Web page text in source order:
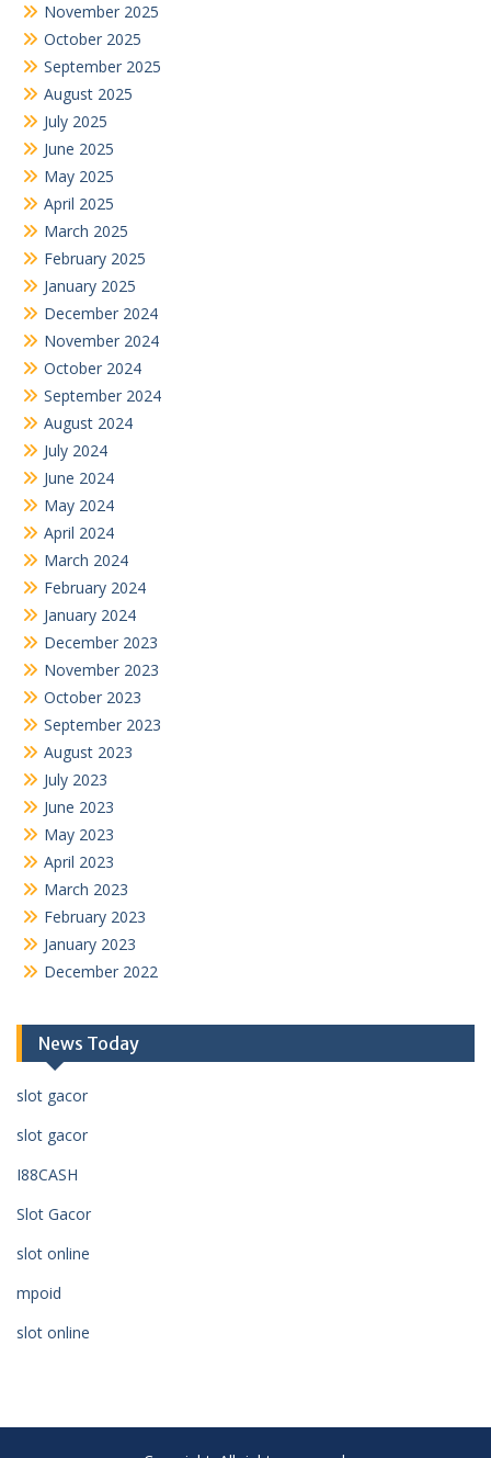
November 2025
October 2025
September 2025
August 2025
July 2025
June 2025
May 2025
April 2025
March 2025
February 2025
January 2025
December 2024
November 2024
October 2024
September 2024
August 2024
July 2024
June 2024
May 2024
April 2024
March 2024
February 2024
January 2024
December 2023
November 2023
October 2023
September 2023
August 2023
July 2023
June 2023
May 2023
April 2023
March 2023
February 2023
January 2023
December 2022
News Today
slot gacor
slot gacor
I88CASH
Slot Gacor
slot online
mpoid
slot online